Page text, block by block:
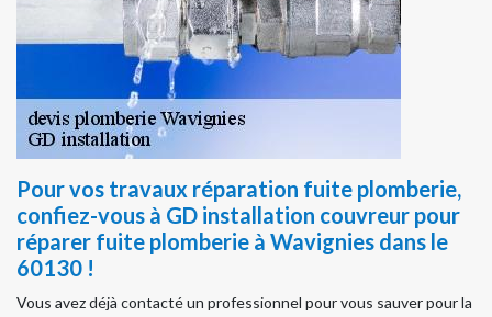
Pour vos travaux réparation fuite plomberie,
confiez-vous à GD installation couvreur pour
réparer fuite plomberie à Wavignies dans le
60130 !
Vous avez déjà contacté un professionnel pour vous sauver pour la